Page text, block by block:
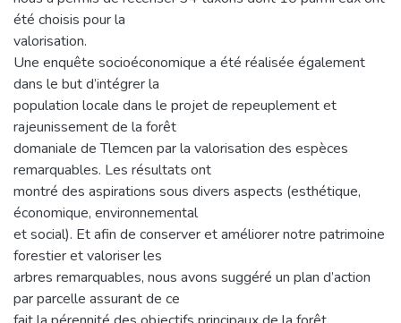
été choisis pour la
valorisation.
Une enquête socioéconomique a été réalisée également
dans le but d’intégrer la
population locale dans le projet de repeuplement et
rajeunissement de la forêt
domaniale de Tlemcen par la valorisation des espèces
remarquables. Les résultats ont
montré des aspirations sous divers aspects (esthétique,
économique, environnemental
et social). Et afin de conserver et améliorer notre patrimoine
forestier et valoriser les
arbres remarquables, nous avons suggéré un plan d’action
par parcelle assurant de ce